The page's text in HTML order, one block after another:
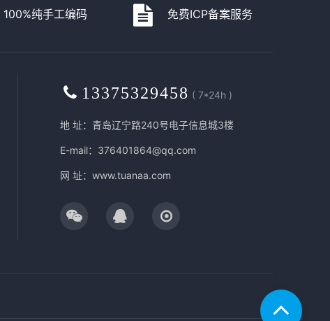
100%纯手工编码 免费ICP备案服务
13375329458 ( 7*24h )
地 址：青岛辽宁路240号电子信息城3楼
E-mail：376401864@qq.com
网 址：www.tuanaa.com